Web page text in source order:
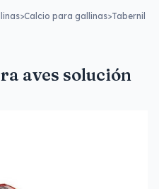
>Calcio para gallinas>Tabernil
aves solución